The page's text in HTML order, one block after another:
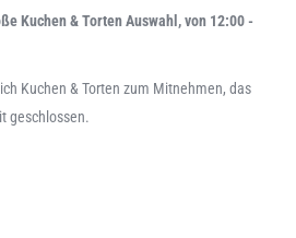
Kuchen & Torten Auswahl, von 12:00 -
Kuchen & Torten zum Mitnehmen, das
geschlossen.